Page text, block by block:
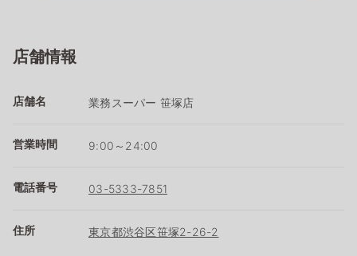
店舗情報
店舗名 業務スーパー 笹塚店
営業時間 9:00～24:00
電話番号 03-5333-7851
住所 東京都渋谷区笹塚2-26-2